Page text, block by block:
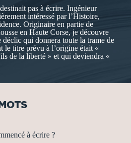
pas à écrire. Ingénieur
intéressé par l’Histoire,
Originaire en partie de
en Haute Corse, je découvre
déclic qui donnera toute la trame de
le titre prévu à l’origine était «
de la liberté » et qui deviendra «
à écrire ?